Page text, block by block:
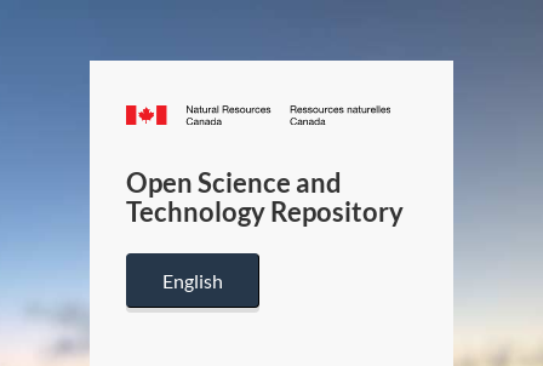
Canada.ca
/
Canada
Open Science and
Technology Repository
English